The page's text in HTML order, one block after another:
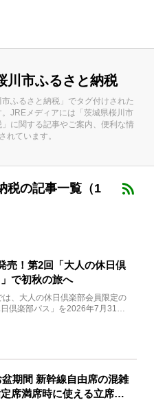
川市ふるさと納税
市ふるさと納税」でタグ付けされた
JREメディアには「茨城県桜川市
に関する記事やご案内、便利な情
れています。
税の記事一覧（1
売！第2回「大人の休日倶
で初秋の旅へ
は、大人の休日倶楽部会員限定の
日倶楽部パス」を2026年7月31日
期間 新幹線自由席の混雑
席満席時に使える立席特